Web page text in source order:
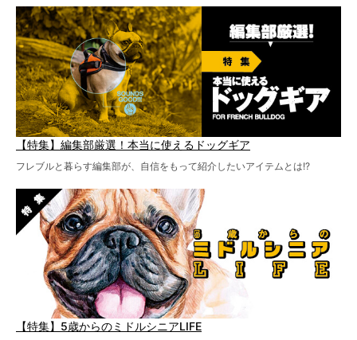
【特集】編集部厳選！本当に使えるドッグギア
フレブルと暮らす編集部が、自信をもって紹介したいアイテムとは!?
【特集】5歳からのミドルシニアLIFE